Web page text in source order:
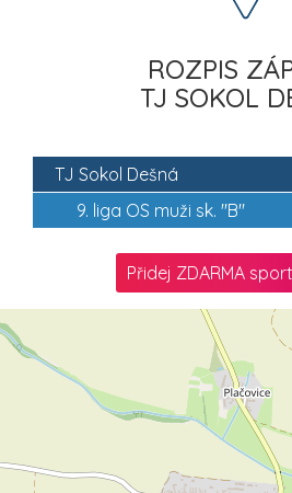
ROZPIS
TJ SOKOL
TJ Sokol Dešná
9. liga OS muži sk. "B"
Přidej ZDARMA